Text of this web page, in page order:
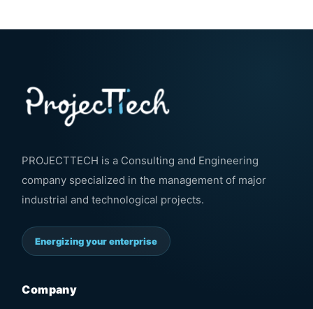
PROJECTTECH is a Consulting and Engineering
company specialized in the management of major
industrial and technological projects.
Energizing your enterprise
Company